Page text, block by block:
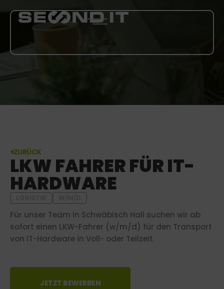
KARRIERE
MEHR
ZURÜCK
LKW FAHRER FÜR IT-
HARDWARE
Für unser Team in Schwäbisch Hall suchen wir ab
sofort einen LKW-Fahrer (w/m/d) für den Transport
von IT-Hardware in Voll- oder Teilzeit.
JETZT BEWERBEN